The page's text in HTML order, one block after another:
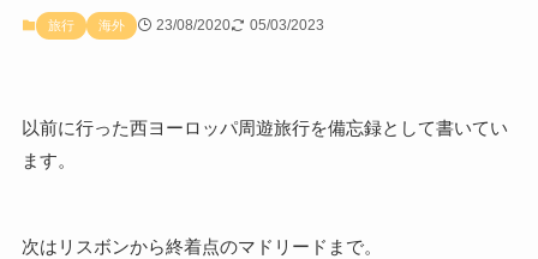
旅行 海外 23/08/2020 05/03/2023
以前に行った西ヨーロッパ周遊旅行を備忘録として書いてい
ます。
次はリスボンから終着点のマドリードまで。